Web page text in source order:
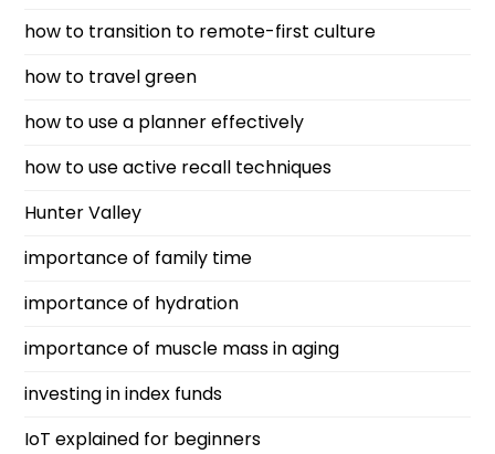
how to transition to remote-first culture
how to travel green
how to use a planner effectively
how to use active recall techniques
Hunter Valley
importance of family time
importance of hydration
importance of muscle mass in aging
investing in index funds
IoT explained for beginners